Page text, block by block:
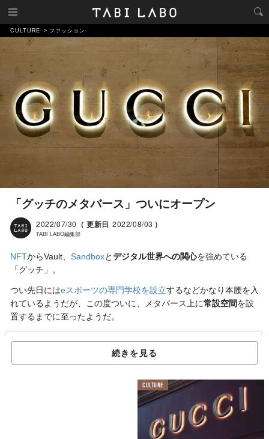
CULTURE ファッション
「グッチのメタバース」ついにオープン
2022/07/30 （ 更新日 2022/08/03 ）
TABI LABO編集部
NFTからVault、 Sandboxとデジタル世界への関心を強めている
「グッチ」。
つい先日にはeスポーツの専門学校を設立するなどかなり本腰を入
れているようだが、この度ついに、メタバース上に常設空間を設
置するまでに至ったようだ。
続きを見る
CULTURE